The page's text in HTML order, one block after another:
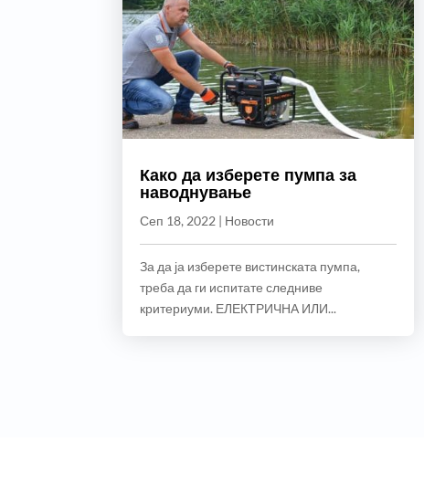
Како да изберете пумпа за
наводнување
Сеп 18, 2022 Новости
За да ја изберете вистинската пумпа,
треба да ги испитате следниве
критериуми. ЕЛЕКТРИЧНА ИЛИ...